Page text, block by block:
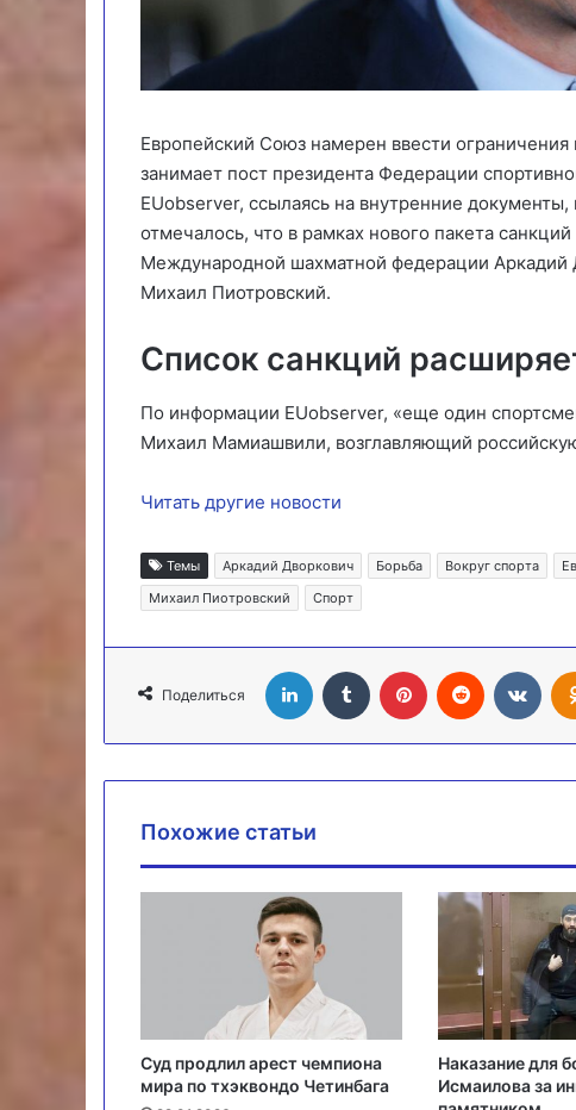
Европейский Союз намерен ввести
занимает пост президента Федерации
EUobserver, ссылаясь на внутренние
отмечалось, что в рамках нового пакета
Международной шахматной федерации
Михаил Пиотровский.
Список санкций
По информации EUobserver, «еще один
Михаил Мамиашвили, возглавляющий
Читать другие новости
Темы Аркадий Дворкович Борьба Вокруг спорта
Михаил Пиотровский
Спорт
Поделиться
LinkedIn Tumblr Pinterest Reddit
Похожие статьи
Суд продлил арест чемпиона
мира по тхэквондо Четинбага
Наказание для
Исмаилова за